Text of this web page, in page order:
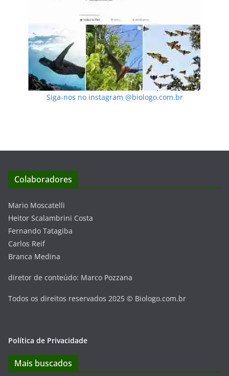
Siga-nos no instagram @biologo.com.br
Colaboradores
Mario Moscatelli
Heitor Scalambrini Costa
Fernando Tatagiba
Carlos Reif
Branca Medina
diretor de conteúdo: Marco Pozzana
Todos os direitos reservados 2025 © Biologo.com.br
Política de Privacidade
Mais buscados